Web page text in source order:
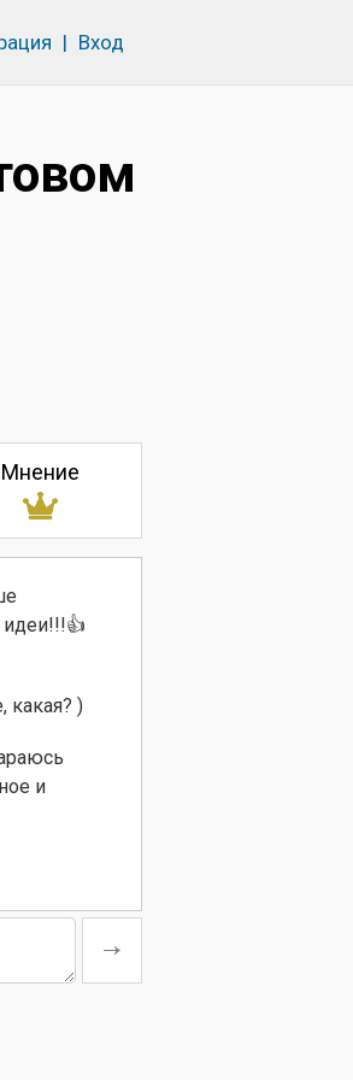
| Вход
Мнение
идеи!!!👍
какая? )
и